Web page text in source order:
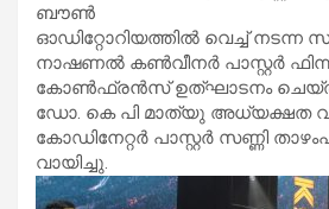
ബൗൺ
ഓഡിറ്റോറിയത്തിൽ വെച്ച് നടന്ന
നാഷണൽ കൺവീനർ പാസ്റ്റർ
കോൺഫ്രൻസ് ഉത്ഘാടനം
ഡോ. കെ പി മാത്യു അധ്യക്ഷത
കോഡിനേറ്റർ പാസ്റ്റർ സണ്ണി
വായിച്ചു.